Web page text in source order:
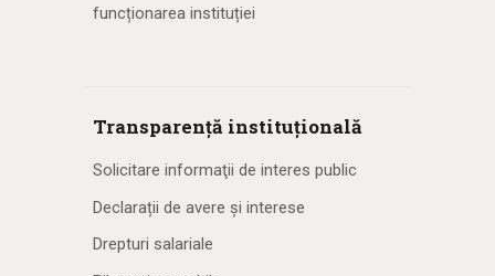
funcționarea instituției
Transparență instituțională
Solicitare informaţii de interes public
Declarații de avere și interese
Drepturi salariale